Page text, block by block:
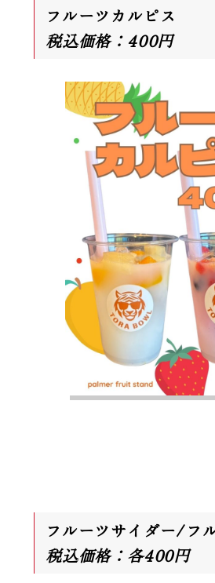
フルーツカルピス
税込価格：400円
フルーツサイダー/フ
税込価格：各400円